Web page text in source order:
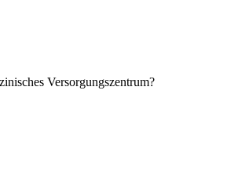
Versorgungszentrum?